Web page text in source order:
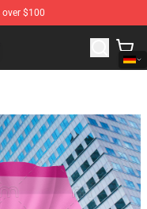
$100
Store of Aromantic Flag